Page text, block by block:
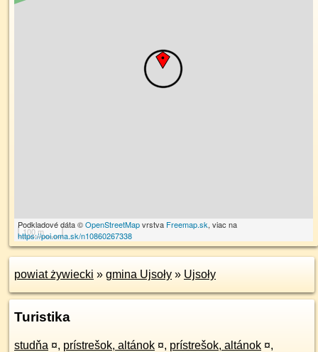
100 m
Podkladové dáta ©OpenStreetMapvrstva Freemap.sk, viac na
https://poi.oma.sk/n10860267338
powiat żywiecki » gmina Ujsoły » Ujsoły
Turistika
studňa ¤, prístrešok, altánok ¤, prístrešok, altánok ¤,